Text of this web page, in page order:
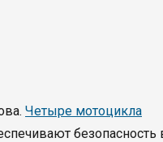
Четыре мотоцикла
безопасность